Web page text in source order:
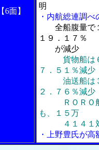
【6面】
明
・内航総連調
全船腹量で
１９．１７％
が減少
貨物船は
７．５１％減少
油送船は３
２．７６％減少
ＲＯＲＯ船
も、１５万
４１４１対
・上野豊氏が